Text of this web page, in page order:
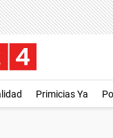
Primicias Ya